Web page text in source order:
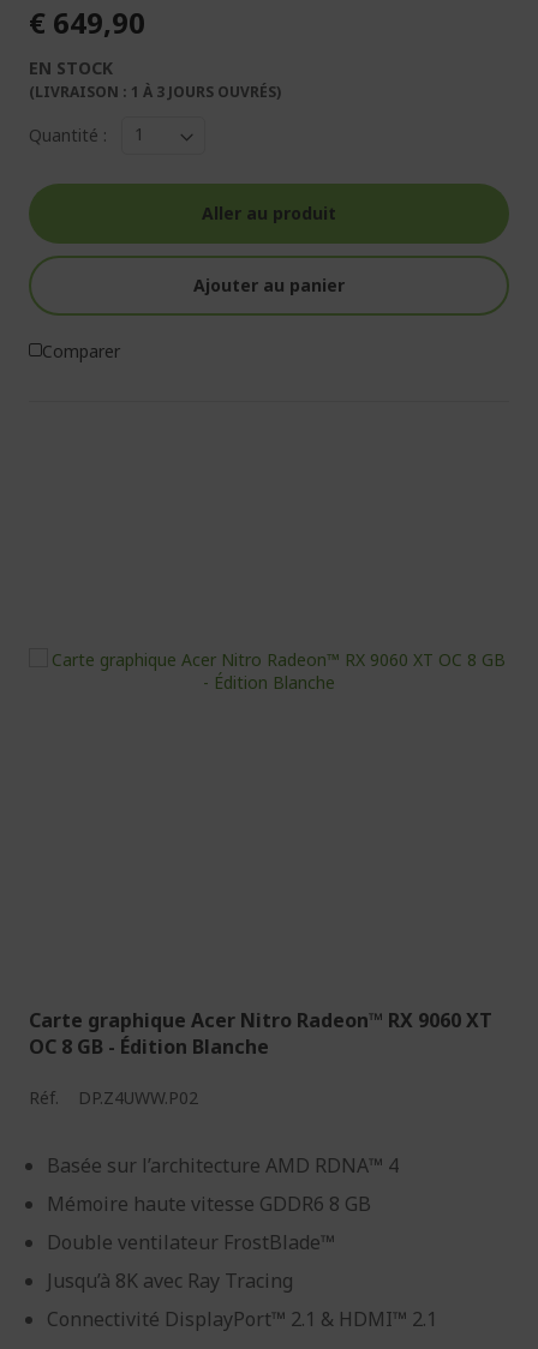
€ 649,90
EN STOCK
(LIVRAISON : 1 À 3 JOURS OUVRÉS)
Quantité :
Aller au produit
Ajouter au panier
Comparer
Carte graphique Acer Nitro Radeon™ RX 9060 XT
OC 8 GB - Édition Blanche
Réf. DP.Z4UWW.P02
Basée sur l’architecture AMD RDNA™ 4
Mémoire haute vitesse GDDR6 8 GB
Double ventilateur FrostBlade™
Jusqu’à 8K avec Ray Tracing
Connectivité DisplayPort™ 2.1 & HDMI™ 2.1